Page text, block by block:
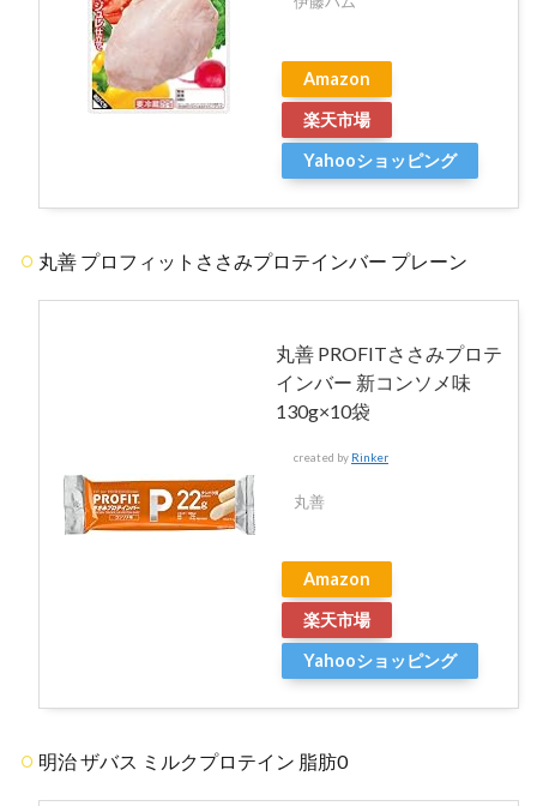
Amazon
楽天市場
Yahooショッピング
丸善 プロフィットささみプロテインバー プレーン
丸善 PROFITささみプロテ
インバー 新コンソメ味
130g×10袋
created by Rinker
丸善
Amazon
楽天市場
Yahooショッピング
明治 ザバス ミルクプロテイン 脂肪0